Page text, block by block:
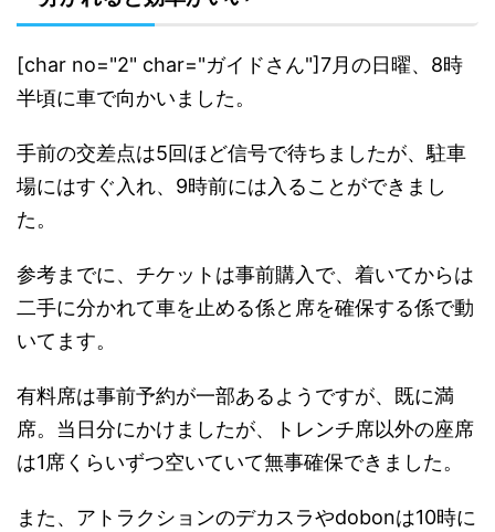
[char no="2" char="ガイドさん"]7月の日曜、8時
半頃に車で向かいました。
手前の交差点は5回ほど信号で待ちましたが、駐車
場にはすぐ入れ、9時前には入ることができまし
た。
参考までに、チケットは事前購入で、着いてからは
二手に分かれて車を止める係と席を確保する係で動
いてます。
有料席は事前予約が一部あるようですが、既に満
席。当日分にかけましたが、トレンチ席以外の座席
は1席くらいずつ空いていて無事確保できました。
また、アトラクションのデカスラやdobonは10時に